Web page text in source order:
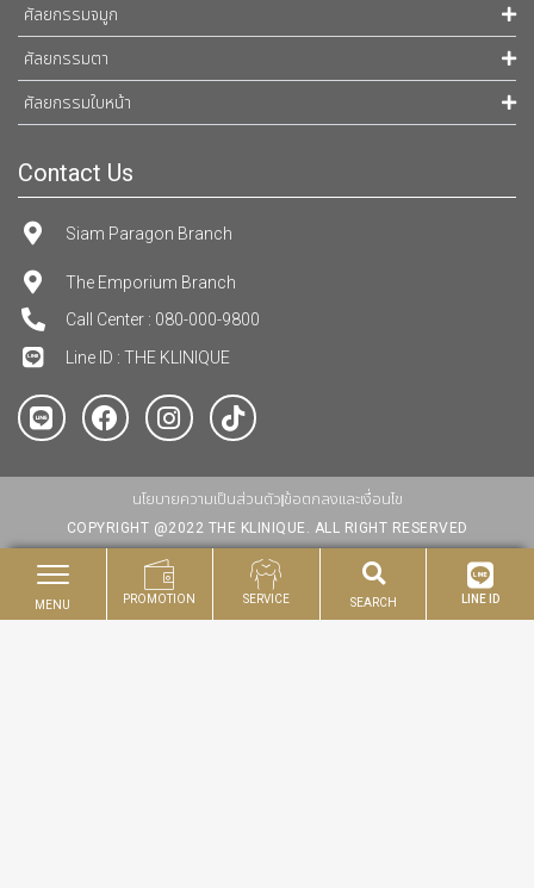
ศัลยกรรมจมูก
ศัลยกรรมตา
ศัลยกรรมใบหน้า
Contact Us
Siam Paragon Branch
The Emporium Branch
Call Center : 080-000-9800
Line ID : THE KLINIQUE
นโยบายความเป็นส่วนตัวข้อตกลงและเงื่อนไข
COPYRIGHT @2022 THE KLINIQUE. ALL RIGHT RESERVED
MENU PROMOTION SERVICE SEARCH LINE ID